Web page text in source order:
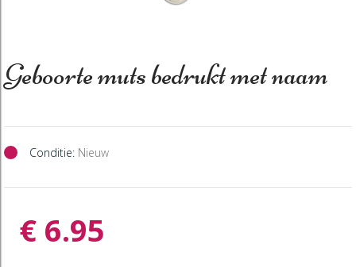
Geboorte muts bedrukt met naam
Conditie: Nieuw
€ 6.95